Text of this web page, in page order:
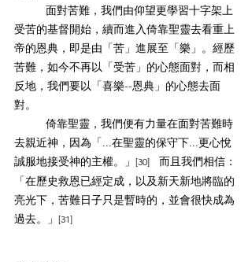
面對苦難，我們由仰望更學習十字架上
受苦的基督開始，續而進入倚靠聖靈去看重上
帝的恩典，即是由「苦」進展至「樂」。經歷
苦難，如今不再以「受苦」的心態面對，而相
反地，我們要以「喜樂--恩典」的心態去面
對。
倚靠聖靈，我們便有力量在面對苦難時
去親近神，因為「...在聖靈的保守下...更心悅
誠服地接受神的主權。」 [30] 而且我們相信：
「在歷史救恩已經定成，以及新天新地將臨的
亮光下，苦難日子只是暫時的，並會很快成為
過去。」 [31]